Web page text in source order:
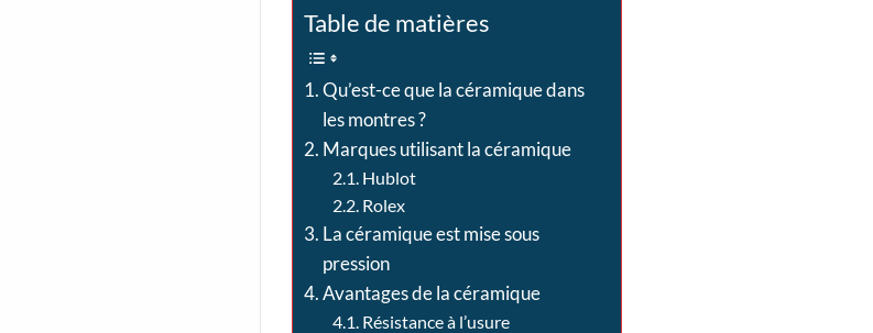
Table de matières
Qu’est-ce que la céramique dans
les montres ?
Marques utilisant la céramique
Hublot
Rolex
La céramique est mise sous
pression
Avantages de la céramique
Résistance à l’usure